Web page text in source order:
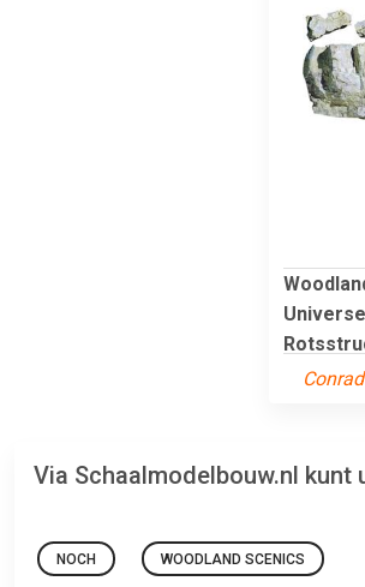
Via Schaalmodelbouw.nl
NOCH WOODLAND SCENICS